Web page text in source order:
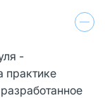
-
практике